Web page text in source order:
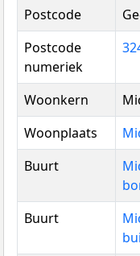
Postcode
Postcode
numeriek
Woonkern
Woonplaats
Buurt
Buurt